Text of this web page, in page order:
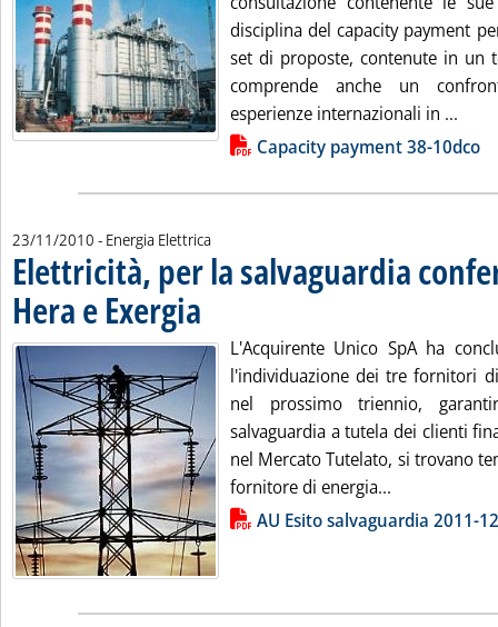
disciplina del capacity payment
set di proposte, contenute in un
comprende anche un
esperienze internazionali in ...
Lista allegati PDF alla notiziaCapacity payment 38-10dco
23/11/2010 - Energia Elettrica
Elettricità, per la salvaguardia
Hera e Exergia . Pubblicata martedì 23 novembre 2010 alle 18.40.
L'Acquirente Unico SpA ha
l'individuazione dei tre fornitori
nel prossimo triennio,
salvaguardia a tutela dei clienti
nel Mercato Tutelato, si trovano
fornitore di energia...
Lista allegati PDF alla notiziaAU Esito salvaguardia 2011-